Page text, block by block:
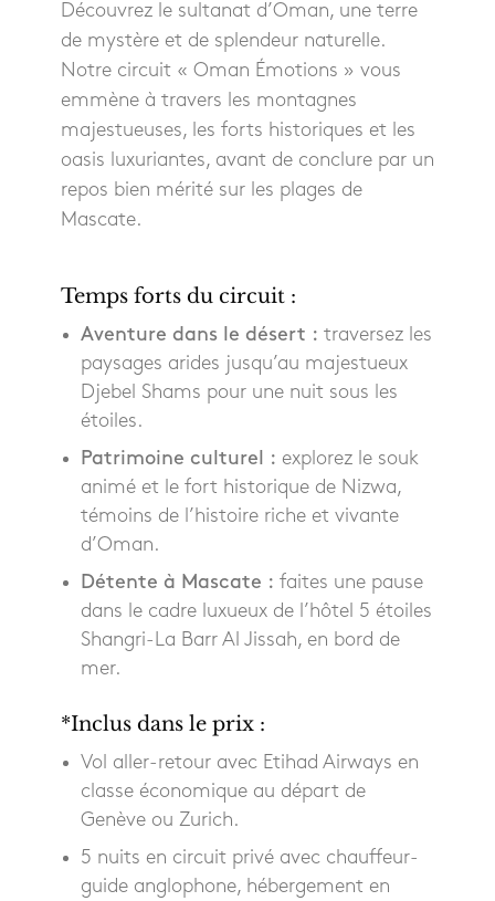
Découvrez le sultanat d’Oman, une terre
de mystère et de splendeur naturelle.
Notre circuit « Oman Émotions » vous
emmène à travers les montagnes
majestueuses, les forts historiques et les
oasis luxuriantes, avant de conclure par un
repos bien mérité sur les plages de
Mascate.
Temps forts du circuit :
Aventure dans le désert : traversez les
paysages arides jusqu’au majestueux
Djebel Shams pour une nuit sous les
étoiles.
Patrimoine culturel : explorez le souk
animé et le fort historique de Nizwa,
témoins de l’histoire riche et vivante
d’Oman.
Détente à Mascate : faites une pause
dans le cadre luxueux de l’hôtel 5 étoiles
Shangri-La Barr Al Jissah, en bord de
mer.
*Inclus dans le prix :
Vol aller-retour avec Etihad Airways en
classe économique au départ de
Genève ou Zurich.
5 nuits en circuit privé avec chauffeur-
guide anglophone, hébergement en